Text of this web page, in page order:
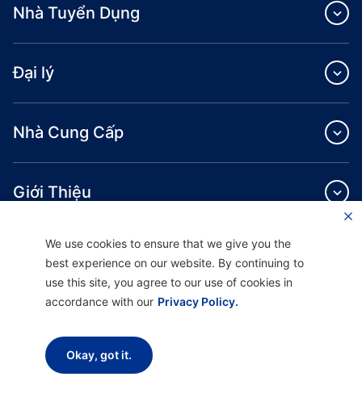
Nhà Tuyển Dụng
Đại lý
Nhà Cung Cấp
Giới Thiệu
Providence Health Plan cung cấp dịch vụ bảo hiểm y tế cá nhân, theo nhóm
Providence Health Assurance là một HMO, HMO‐POS và HMO SNP có hợp đồng
với Medicare và Bảo Hiểm Y Tế Oregon. Việc đăng ký Providence Health
Assurance phụ thuộc vào việc gia hạn hợp đồng.
We use cookies to ensure that we give you the
best experience on our website. By continuing to
use this site, you agree to our use of cookies in
accordance with our Privacy Policy.
Okay, got it.